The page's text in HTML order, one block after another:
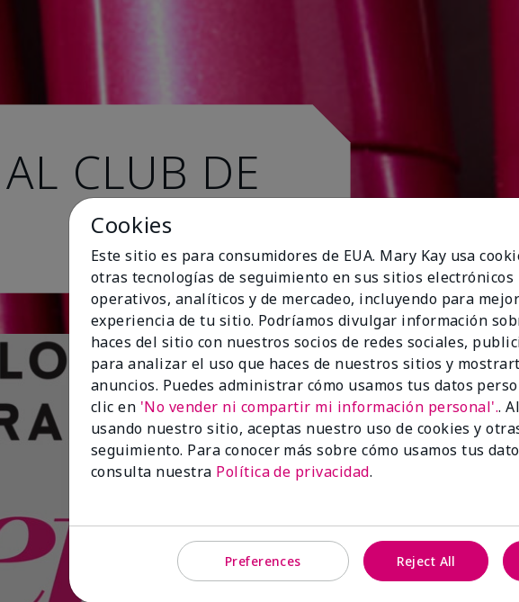
CLUB DE
Cookies
Este sitio es para consumidores de EUA. Mary Kay usa
otras tecnologías de seguimiento en sus sitios
operativos, analíticos y de mercadeo, incluyendo para
experiencia de tu sitio. Podríamos divulgar información
haces del sitio con nuestros socios de redes sociales,
para analizar el uso que haces de nuestros sitios y
anuncios. Puedes administrar cómo usamos tus datos
clic en 'No vender ni compartir mi información personal'..
usando nuestro sitio, aceptas nuestro uso de cookies y
seguimiento. Para conocer más sobre cómo usamos tus
consulta nuestra Política de privacidad.
Preferences Reject All